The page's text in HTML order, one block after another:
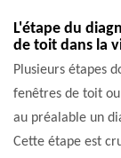
L'étape du
de toit dans la
Plusieurs étapes
fenêtres de toit
au préalable un
Cette étape est